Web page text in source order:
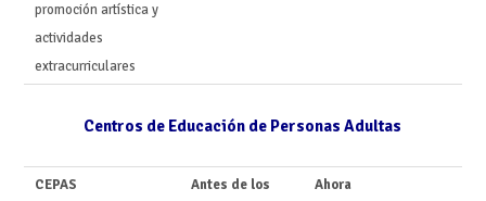
promoción artística y
actividades
extracurriculares
Centros de Educación de Personas Adultas
CEPAS
Antes de los
Ahora